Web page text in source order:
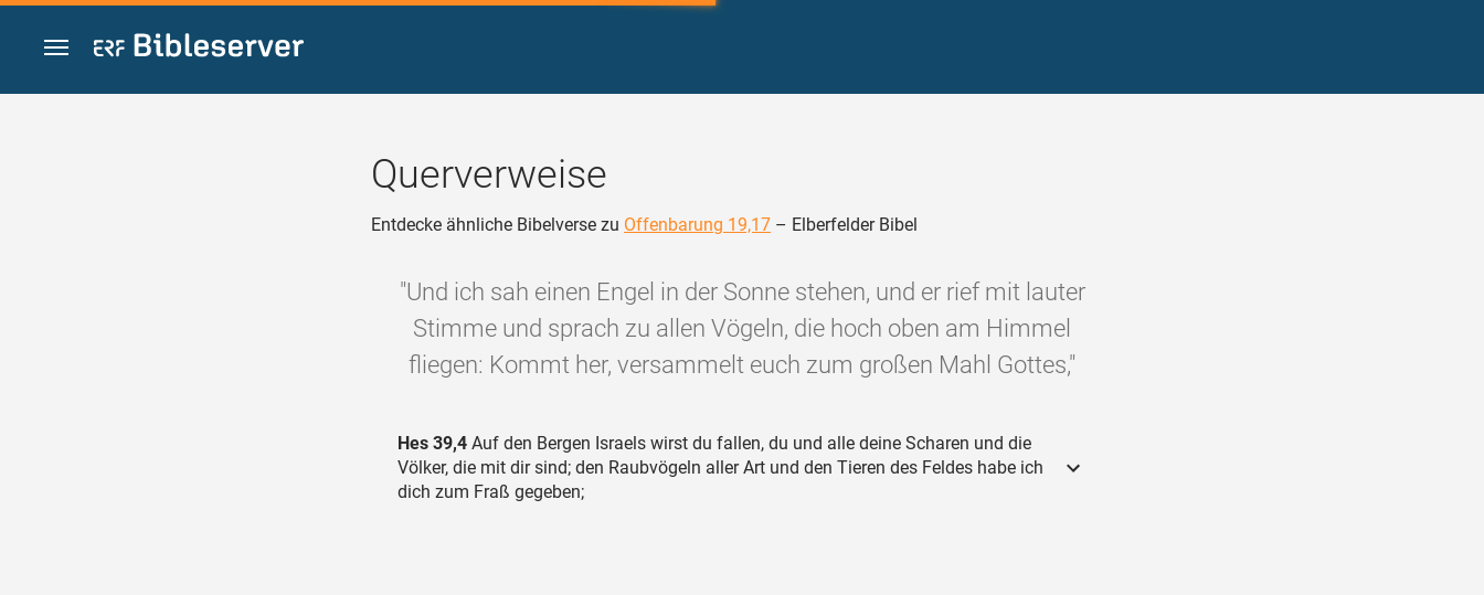
Zum Inhalt springen
Querverweise
Entdecke ähnliche Bibelverse zu Offenbarung 19,17 – Elberfelder Bibel
"Und ich sah einen Engel in der Sonne stehen, und er rief mit lauter
Stimme und sprach zu allen Vögeln, die hoch oben am Himmel
fliegen: Kommt her, versammelt euch zum großen Mahl Gottes,"
Hes 39,4 Auf den Bergen Israels wirst du fallen, du und alle deine Scharen und die
Völker, die mit dir sind; den Raubvögeln aller Art und den Tieren des Feldes habe ich
dich zum Fraß gegeben;